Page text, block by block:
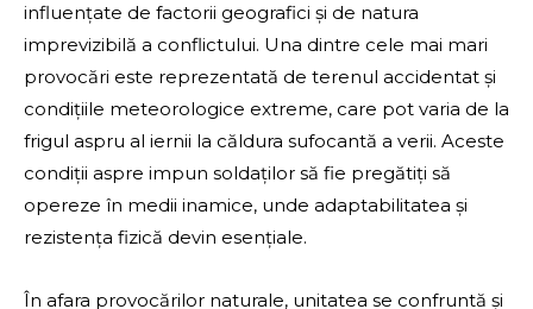
influențate de factorii geografici și de natura
imprevizibilă a conflictului. Una dintre cele mai mari
provocări este reprezentată de terenul accidentat și
condițiile meteorologice extreme, care pot varia de la
frigul aspru al iernii la căldura sufocantă a verii. Aceste
condiții aspre impun soldaților să fie pregătiți să
opereze în medii inamice, unde adaptabilitatea și
rezistența fizică devin esențiale.
În afara provocărilor naturale, unitatea se confruntă și